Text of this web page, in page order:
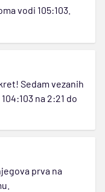
vodi 105:103.
Sedam vezanih
na 2:21 do
prva na